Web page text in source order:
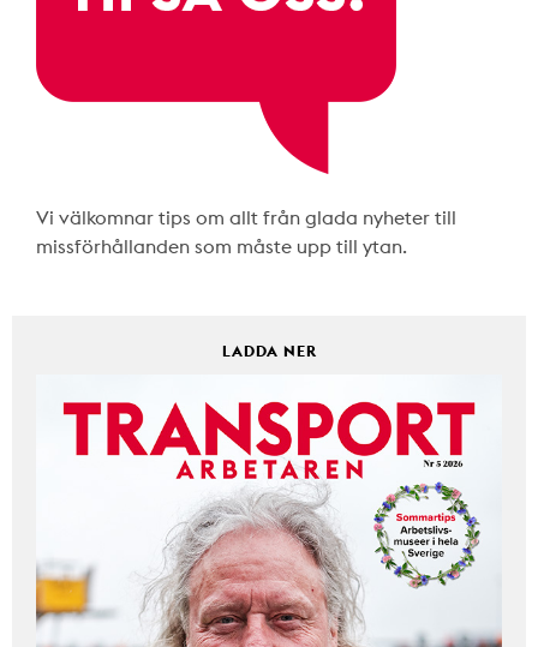
Vi välkomnar tips om allt från glada nyheter till
missförhållanden som måste upp till ytan.
LADDA NER